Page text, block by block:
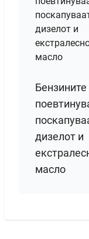
Бензините
дизелот и
масло